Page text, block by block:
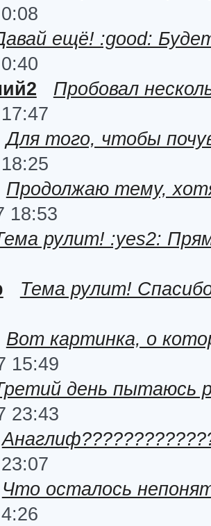
ещё! :good:
Пробовал
Для того, чтобы
Продолжаю тему,
18:53
рулит! :yes2:
Тема рулит!
Вот картинка, о
15:49
день пытаюсь
23:43
Что осталось